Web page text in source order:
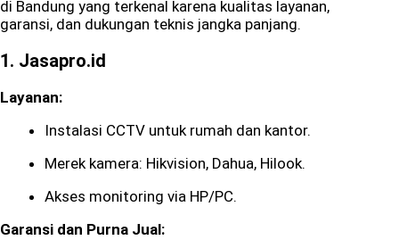
di Bandung yang terkenal karena kualitas layanan,
garansi, dan dukungan teknis jangka panjang.
1. Jasapro.id
Layanan:
Instalasi CCTV untuk rumah dan kantor.
Merek kamera: Hikvision, Dahua, Hilook.
Akses monitoring via HP/PC.
Garansi dan Purna Jual: